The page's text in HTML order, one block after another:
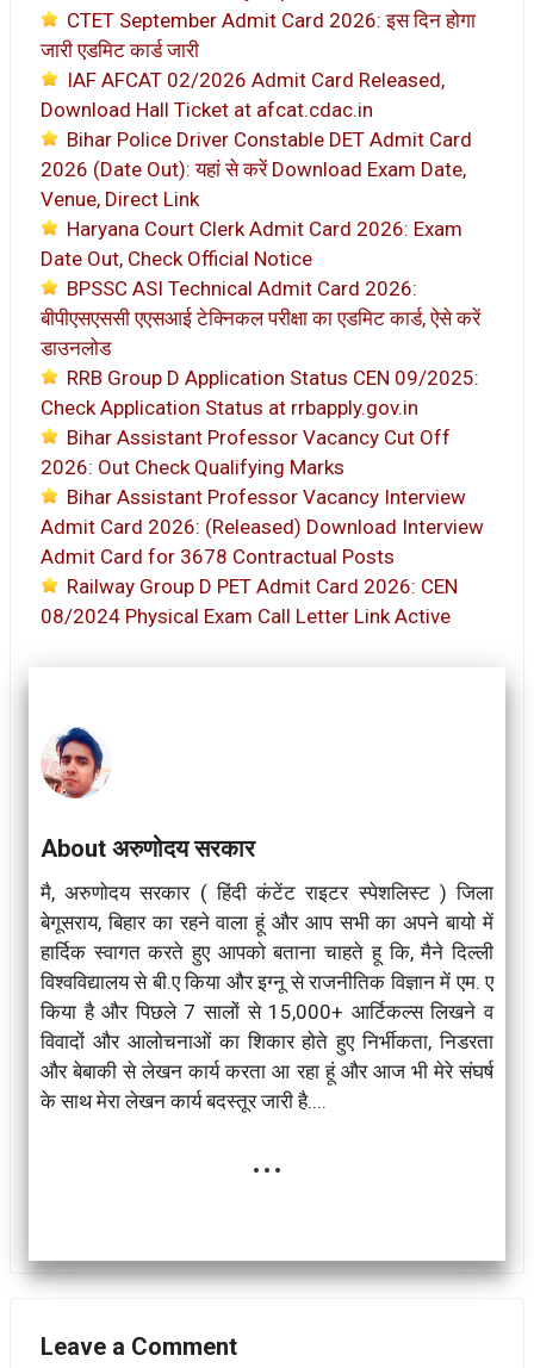
CTET September Admit Card 2026: इस दिन होगा
जारी एडमिट कार्ड जारी
IAF AFCAT 02/2026 Admit Card Released,
Download Hall Ticket at afcat.cdac.in
Bihar Police Driver Constable DET Admit Card
2026 (Date Out): यहां से करें Download Exam Date,
Venue, Direct Link
Haryana Court Clerk Admit Card 2026: Exam
Date Out, Check Official Notice
BPSSC ASI Technical Admit Card 2026:
बीपीएसएससी एएसआई टेक्निकल परीक्षा का एडमिट कार्ड, ऐसे करें
डाउनलोड
RRB Group D Application Status CEN 09/2025:
Check Application Status at rrbapply.gov.in
Bihar Assistant Professor Vacancy Cut Off
2026: Out Check Qualifying Marks
Bihar Assistant Professor Vacancy Interview
Admit Card 2026: (Released) Download Interview
Admit Card for 3678 Contractual Posts
Railway Group D PET Admit Card 2026: CEN
08/2024 Physical Exam Call Letter Link Active
About अरुणोदय सरकार
मै, अरुणोदय सरकार ( हिंदी कंटेंट राइटर स्पेशलिस्ट ) जिला
बेगूसराय, बिहार का रहने वाला हूं और आप सभी का अपने बायो में
हार्दिक स्वागत करते हुए आपको बताना चाहते हू कि, मैने दिल्ली
विश्वविद्यालय से बी.ए किया और इग्नू से राजनीतिक विज्ञान में एम. ए
किया है और पिछले 7 सालों से 15,000+ आर्टिकल्स लिखने व
विवादों और आलोचनाओं का शिकार होते हुए निर्भीकता, निडरता
और बेबाकी से लेखन कार्य करता आ रहा हूं और आज भी मेरे संघर्ष
के साथ मेरा लेखन कार्य बदस्तूर जारी है....
...
Leave a Comment